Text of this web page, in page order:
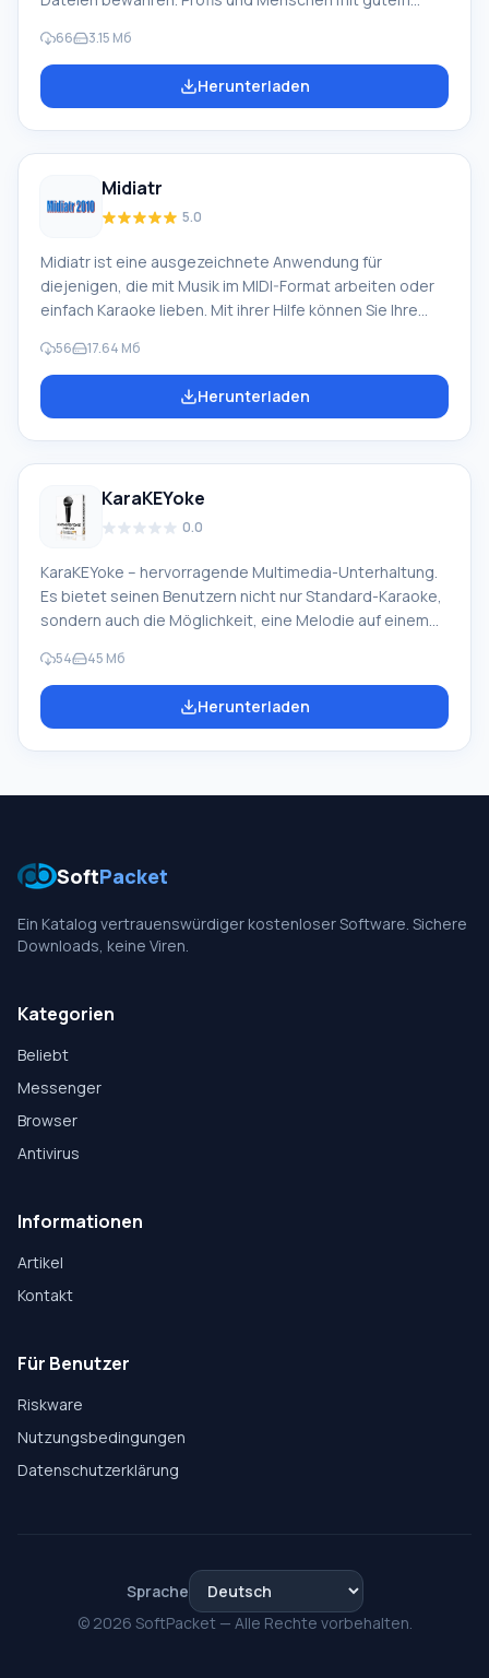
Eigenschaften von Standardmelodien nicht ertragen.
Aber die Verwendung von .mp3 oder wav könnte das
Problem an der Wurzel lösen! Mit dem Programm Soloist
Funktionalität von Karaoke erhalten. Sie überlagern
66 3.15 Мб
Herunterladen
Midiatr
5.0
Midiatr ist eine ausgezeichnete Anwendung für
diejenigen, die mit Musik im MIDI-Format arbeiten oder
einfach Karaoke lieben. Mit ihrer Hilfe können Sie Ihre
Liedtexte lernen, einige Effekte beim Hören von
Melodien anwenden. Die Anwendung ist extrem einfach,
hat aber eine Reihe spezifischer Funktionen, um Komfort
oder eine beeindruckende Musiksammlung. Vorteile
56 17.64 Мб
Herunterladen
KaraKEYoke
0.0
KaraKEYoke – hervorragende Multimedia-Unterhaltung.
Es bietet seinen Benutzern nicht nur Standard-Karaoke,
sondern auch die Möglichkeit, eine Melodie auf einem
selbstständig zu spielen. Darüber hinaus kann die
Anwendung auch zum Erlernen des Synthesizerspiels
genutzt werden. Man muss KaraKEYoke Anerkennung
54 45 Mб
Herunterladen
SoftPacket
Ein Katalog vertrauenswürdiger kostenloser Software. Sichere
Downloads, keine Viren.
Kategorien
Beliebt
Messenger
Browser
Antivirus
Informationen
Artikel
Kontakt
Für Benutzer
Riskware
Nutzungsbedingungen
Datenschutzerklärung
Sprache
© 2026 SoftPacket — Alle Rechte vorbehalten.